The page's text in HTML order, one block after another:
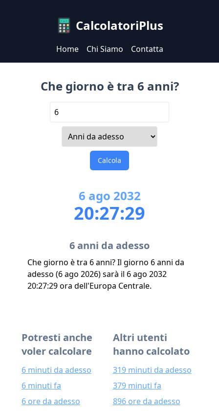
CalcolatoriPlus
Home Chi Siamo Contatta
Che giorno è tra 6 anni?
Calcola
6 ago 2032
20:27:29
6 anni da adesso
Che giorno è tra 6 anni? Il giorno 6 anni da
adesso (6 ago 2026) sarà il 6 ago 2032
20:27:29 ora dell'Europa Centrale.
Potresti anche
voler calcolare
6 minuti da adesso
6 minuti fa
6 ore da adesso
Altri utenti
hanno calcolato
319 minuti da adesso
379 minuti fa
896 ore da adesso